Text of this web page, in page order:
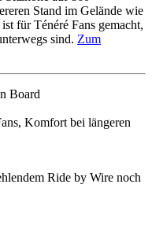
Stand im Gelände wie
für Ténéré Fans gemacht,
sind. Zum
Board
Komfort bei längeren
Ride by Wire noch